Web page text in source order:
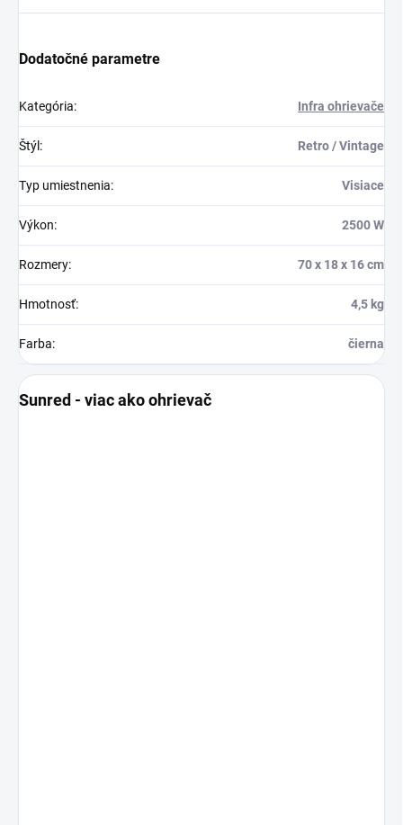
Dodatočné parametre
Kategória: Infra ohrievače
Štýl : Retro / Vintage
Typ umiestnenia: Visiace
Výkon: 2500 W
Rozmery: 70 x 18 x 16 cm
Hmotnosť: 4,5 kg
Farba: čierna
Sunred - viac ako ohrievač